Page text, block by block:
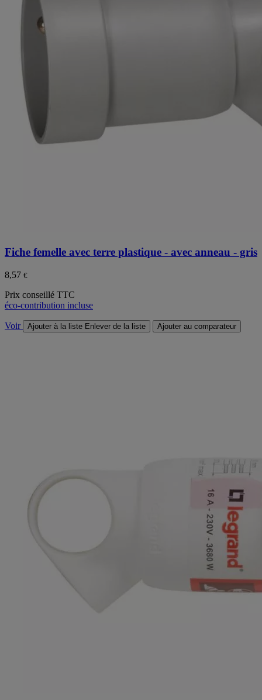
Fiche femelle avec terre plastique - avec anneau - gris
8,57 €
Prix conseillé TTC
éco-contribution incluse
Voir Ajouter à la liste Enlever de la liste Ajouter au comparateur